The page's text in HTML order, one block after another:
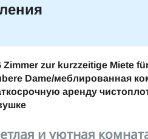
Zimmer zur kurzzeitige Miete
Dame/меблированная
аренду
и уютная